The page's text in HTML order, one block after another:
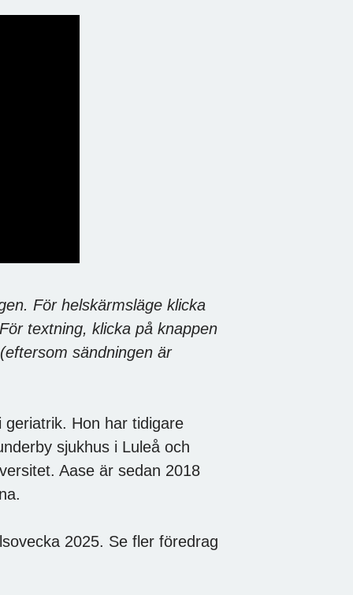
För helskärmsläge klicka
textning, klicka på knappen
sändningen är
Hon har tidigare
sjukhus i Luleå och
Aase är sedan 2018
2025. Se fler föredrag